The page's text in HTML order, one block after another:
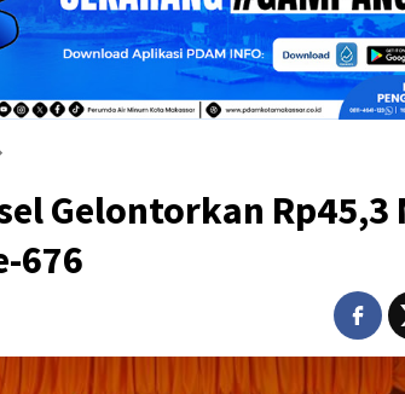
Gelontorkan Rp45,3
676